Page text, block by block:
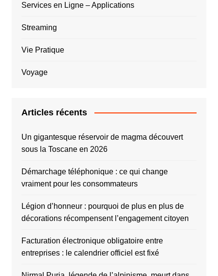
Services en Ligne – Applications
Streaming
Vie Pratique
Voyage
Articles récents
Un gigantesque réservoir de magma découvert
sous la Toscane en 2026
Démarchage téléphonique : ce qui change
vraiment pour les consommateurs
Légion d’honneur : pourquoi de plus en plus de
décorations récompensent l’engagement citoyen
Facturation électronique obligatoire entre
entreprises : le calendrier officiel est fixé